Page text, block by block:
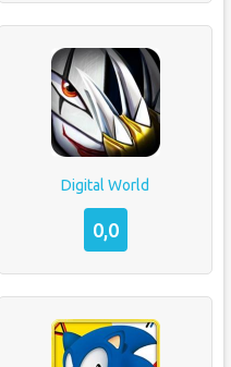
Digital World
0,0